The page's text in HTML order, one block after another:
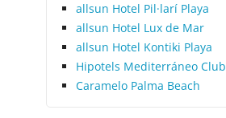
allsun Hotel Pil·larí Playa
allsun Hotel Lux de Mar
allsun Hotel Kontiki Playa
Hipotels Mediterráneo Club
Caramelo Palma Beach